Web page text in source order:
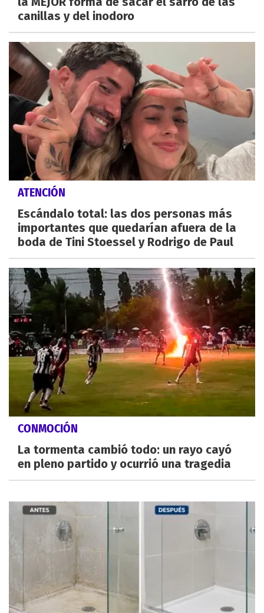
canillas y del inodoro
ATENCIÓN
Escándalo total: las dos personas más
importantes que quedarían afuera de la
boda de Tini Stoessel y Rodrigo de Paul
CONMOCIÓN
La tormenta cambió todo: un rayo cayó
en pleno partido y ocurrió una tragedia